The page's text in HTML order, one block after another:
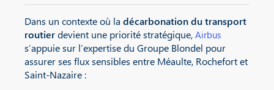
Dans un contexte où la décarbonation du transport
routierdevient une priorité stratégique, Airbus
s’appuie sur l’expertise du Groupe Blondel pour
assurer ses flux sensibles entre Méaulte, Rochefort et
Saint-Nazaire :